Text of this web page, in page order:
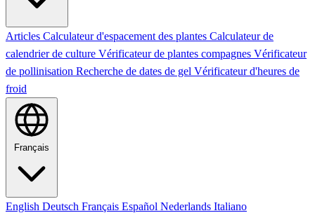
Articles Calculateur d'espacement des plantes Calculateur de
calendrier de culture Vérificateur de plantes compagnes Vérificateur
de pollinisation Recherche de dates de gel Vérificateur d'heures de
froid
Français
English Deutsch Français Español Nederlands Italiano